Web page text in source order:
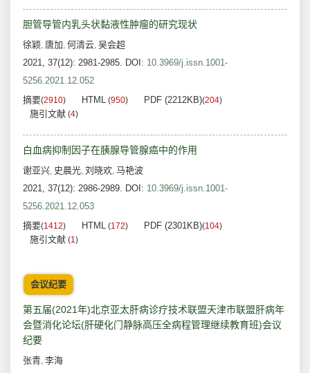
胆管导管内乳头状黏液性肿瘤的研究现状
徐颖, 唐加, 何清云, 吴会超
2021, 37(12): 2981-2985. DOI: 10.3969/j.issn.1001-
5256.2021.12.052
摘要(2910) HTML (950) PDF (2212KB)(204)
施引文献 (4)
白血病抑制因子在胰腺导管腺癌中的作用
谢亚兴, 史晨光, 刘晓欢, 马艳波
2021, 37(12): 2986-2989. DOI: 10.3969/j.issn.1001-
5256.2021.12.053
摘要(1412) HTML (172) PDF (2301KB)(104)
施引文献 (1)
会议纪要
第五届(2021年)北京亚太肝病诊疗技术联盟天津市联盟肝病年
会暨消化论坛(肝硬化门静脉高压全病程管理继续教育班)会议
纪要
张青, 李海